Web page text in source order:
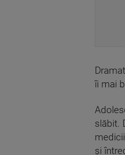
îi mai
slăbit.
și